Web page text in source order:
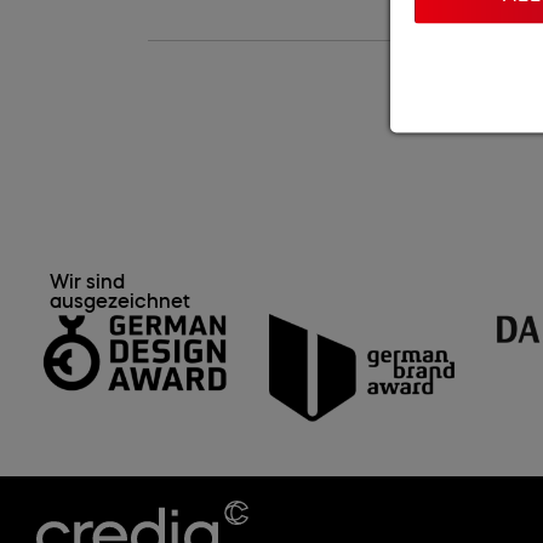
Wir sind
ausgezeichnet